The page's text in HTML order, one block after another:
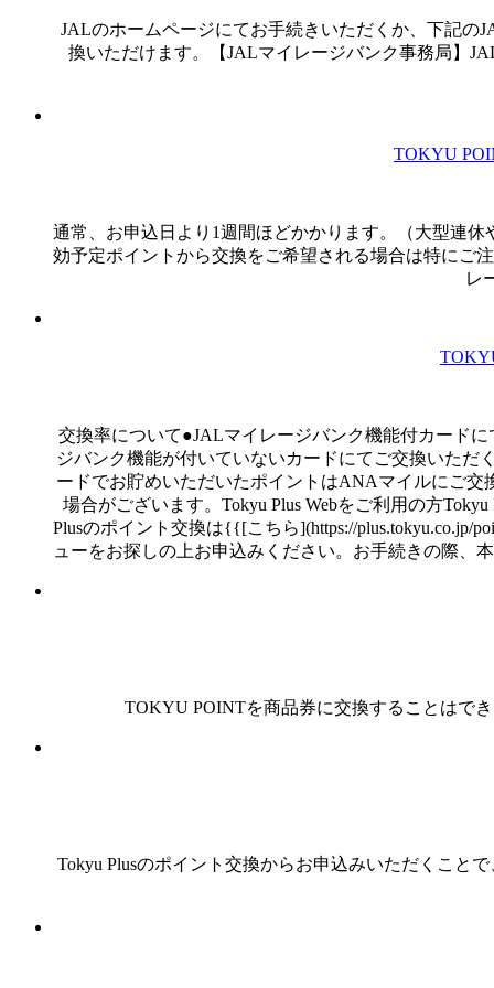
JALのホームページにてお手続きいただくか、下記の
換いただけます。【JALマイレージバンク事務局】
TOKYU
通常、お申込日より1週間ほどかかります。（大型連
効予定ポイントから交換をご希望される場合は特にご
レ
交換率について●JALマイレージバンク機能付カード
ジバンク機能が付いていないカードにてご交換いた
ードでお貯めいただいたポイントはANAマイルにご
場合がございます。Tokyu Plus Webをご利用の方
Plusのポイント交換は{{[こちら](https://
ューをお探しの上お申込みください。お手続きの際、
TOKYU POINTを商品券に交換することはで
Tokyu Plusのポイント交換からお申込みいただくこと